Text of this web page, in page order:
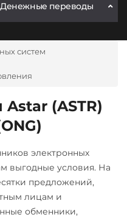
Денежные переводы
систем
(ASTR)
электронных
выгодные условия. На
предложений,
лицам и
обменники,